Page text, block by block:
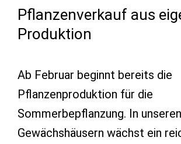
Pflanzenverkauf aus
Produktion
Ab Februar beginnt bereits die
Pflanzenproduktion für die
Sommerbepflanzung. In unseren
Gewächshäusern wächst ein